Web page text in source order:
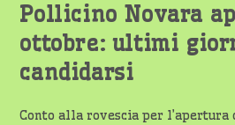
Pollicino Novara
ottobre: ultimi
candidarsi
Conto alla rovescia per